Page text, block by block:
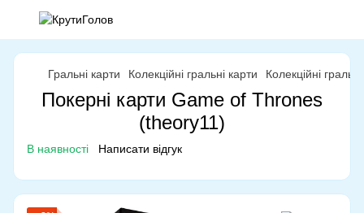
Гральні карти Колекційні гральні карти Колекційні
Покерні карти Game of Thrones
(theory11)
В наявності Написати відгук